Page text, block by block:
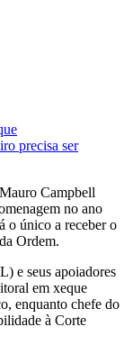
precisa ser
Campbell
no ano
o único a receber o
Ordem.
e seus apoiadores
em xeque
enquanto chefe do
à Corte